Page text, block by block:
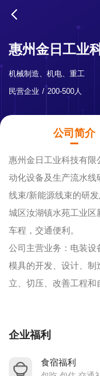
惠州金日工业
机械制造、机电、重工
民营企业
200-500人
公司简介
惠州金日工业科技有限
动化设备及生产流水
线束/新能源线束的研
城区汝湖镇水苑工业区
车程，交通便利。
公司主营业务：电装设
模具的开发、设计、制
立、切压、改善工程
能源线束(BYD,吉利,神
质、高效、快捷的服
电、福州住电、福建
企业福利
食宿福利